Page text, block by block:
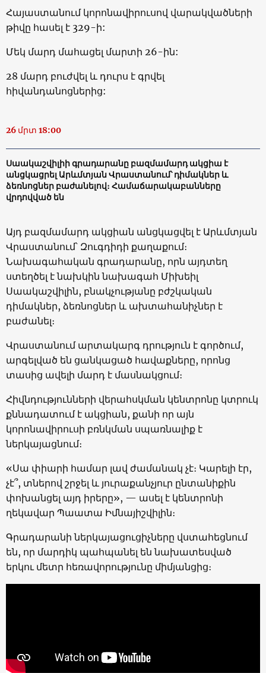
Հայաստանում կորոնավիրուսով վարակվածների
թիվը հասել է 329-ի:
Մեկ մարդ մահացել մարտի 26-ին:
28 մարդ բուժվել և դուրս է գրվել
հիվանդանոցներից:
26 մրտ 18:00
Սաակաշվիլիի գրադարանը բազմամարդ ակցիա է
անցկացրել Արևմտյան Վրաստանում՝ դիմակներ և
ձեռնոցներ բաժանելով։ Համաճարակաբանները
վրդովված են
Այդ բազմամարդ ակցիան անցկացվել է Արևմտյան
Վրաստանում՝ Զուգդիդի քաղաքում։
Նախագահական գրադարանը, որն այդտեղ
ստեղծել է նախկին նախագահ Միխեիլ
Սաակաշվիլին, բնակչությանը բժշկական
դիմակներ, ձեռնոցներ և ախտահանիչներ է
բաժանել։
Վրաստանում արտակարգ դրություն է գործում,
արգելված են ցանկացած հավաքները, որոնց
տասից ավելի մարդ է մասնակցում։
Հիվնդությունների վերահսկման կենտրոնը կտրուկ
քննադատում է ակցիան, քանի որ այն
կորոնավիրուսի բռնկման սպառնալիք է
ներկայացնում։
«Սա փիարի համար լավ ժամանակ չէ։ Կարելի էր,
չէ՞, տներով շրջել և յուրաքանչյուր ընտանիքին
փոխանցել այդ իրերը», — ասել է կենտրոնի
ղեկավար Պաատա Իմնայիշվիլին։
Գրադարանի ներկայացուցիչները վստահեցնում
են, որ մարդիկ պահպանել են նախատեսված
երկու մետր հեռավորությունը միմյանցից։